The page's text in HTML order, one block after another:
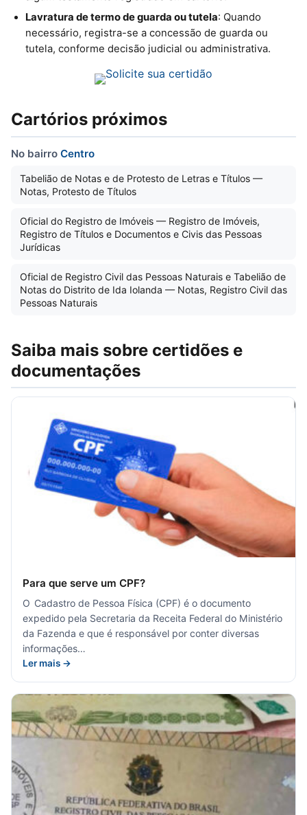
Lavratura de termo de guarda ou tutela: Quando
necessário, registra-se a concessão de guarda ou
tutela, conforme decisão judicial ou administrativa.
Cartórios próximos
No bairro Centro
Tabelião de Notas e de Protesto de Letras e Títulos —
Notas, Protesto de Títulos
Oficial do Registro de Imóveis — Registro de Imóveis,
Registro de Títulos e Documentos e Civis das Pessoas
Jurídicas
Oficial de Registro Civil das Pessoas Naturais e Tabelião de
Notas do Distrito de Ida Iolanda — Notas, Registro Civil das
Pessoas Naturais
Saiba mais sobre certidões e
documentações
Para que serve um CPF?
O Cadastro de Pessoa Física (CPF) é o documento
expedido pela Secretaria da Receita Federal do Ministério
da Fazenda e que é responsável por conter diversas
informações…
Ler mais →